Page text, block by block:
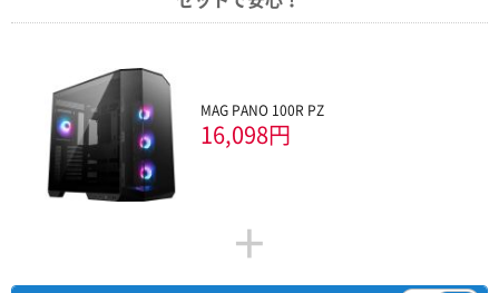
MAG PANO 100R PZ
16,098円
+